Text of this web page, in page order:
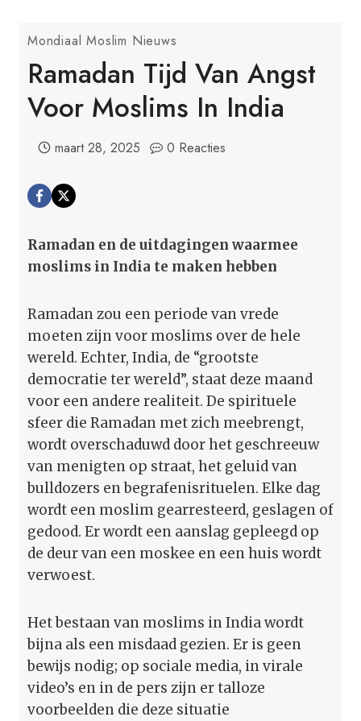
Mondiaal Moslim Nieuws
Ramadan Tijd Van Angst
Voor Moslims In India
maart 28, 2025 0 Reacties
Ramadan en de uitdagingen waarmee
moslims in India te maken hebben
Ramadan zou een periode van vrede
moeten zijn voor moslims over de hele
wereld. Echter, India, de “grootste
democratie ter wereld”, staat deze maand
voor een andere realiteit. De spirituele
sfeer die Ramadan met zich meebrengt,
wordt overschaduwd door het geschreeuw
van menigten op straat, het geluid van
bulldozers en begrafenisrituelen. Elke dag
wordt een moslim gearresteerd, geslagen of
gedood. Er wordt een aanslag gepleegd op
de deur van een moskee en een huis wordt
verwoest.
Het bestaan van moslims in India wordt
bijna als een misdaad gezien. Er is geen
bewijs nodig; op sociale media, in virale
video’s en in de pers zijn er talloze
voorbeelden die deze situatie